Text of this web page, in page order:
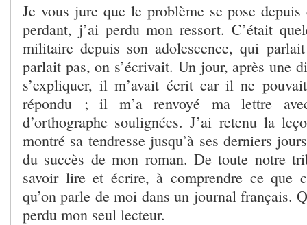
Je vous jure que le problème se pose
perdant, j’ai perdu mon ressort. C’était
militaire depuis son adolescence, qui
parlait pas, on s’écrivait. Un jour, après une
s’expliquer, il m’avait écrit car il ne
répondu ; il m’a renvoyé ma lettre
d’orthographe soulignées. J’ai retenu la
montré sa tendresse jusqu’à ses derniers
du succès de mon roman. De toute notre
savoir lire et écrire, à comprendre ce que
qu’on parle de moi dans un journal français.
perdu mon seul lecteur.